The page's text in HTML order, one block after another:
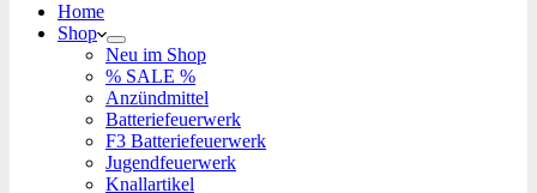
Home
Shop
Neu im Shop
% SALE %
Anzündmittel
Batteriefeuerwerk
F3 Batteriefeuerwerk
Jugendfeuerwerk​
Knallartikel